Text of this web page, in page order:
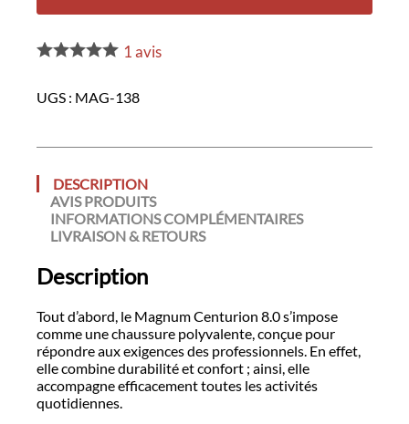
8.0
1avis
UGS : MAG-138
DESCRIPTION
AVIS PRODUITS
INFORMATIONS COMPLÉMENTAIRES
LIVRAISON & RETOURS
Description
Tout d’abord, le Magnum Centurion 8.0 s’impose
comme une chaussure polyvalente, conçue pour
répondre aux exigences des professionnels. En effet,
elle combine durabilité et confort ; ainsi, elle
accompagne efficacement toutes les activités
quotidiennes.